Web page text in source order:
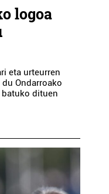
logoa
eta urteurren
Ondarroako
dituen